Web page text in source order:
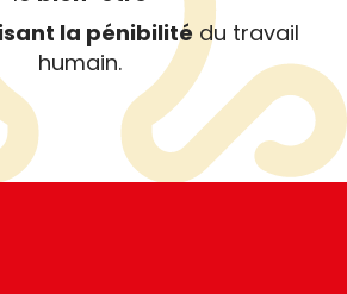
la pénibilité du travail
humain.